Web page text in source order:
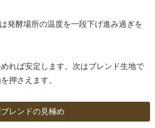
発酵場所の温度を一段下げ進み過ぎを
れば安定します。次はブレンド生地で
押さえます。
レンドの見極め